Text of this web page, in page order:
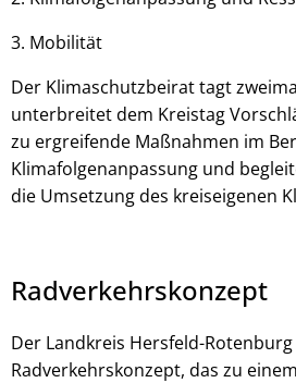
3. Mobilität
Der Klimaschutzbeirat tagt
unterbreitet dem Kreistag
zu ergreifende Maßnahmen im
Klimafolgenanpassung und
die Umsetzung des kreiseigenen
Radverkehrskonzept
Der Landkreis Hersfeld-
Radverkehrskonzept, das zu